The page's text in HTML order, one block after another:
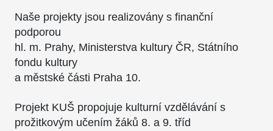
Naše projekty jsou realizovány s finanční
podporou
hl. m. Prahy, Ministerstva kultury ČR, Státního
fondu kultury
a městské části Praha 10.
Projekt KUŠ propojuje kulturní vzdělávání s
prožitkovým učením žáků 8. a 9. tříd